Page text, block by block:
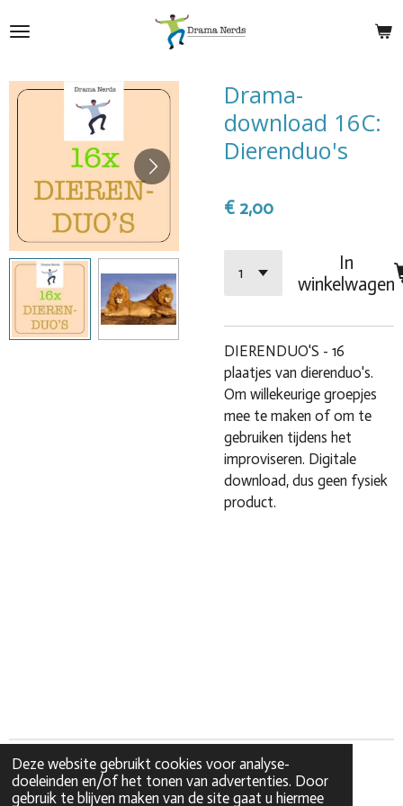
Deze website gebruikt cookies voor analyse-
doeleinden en/of het tonen van advertenties. Door
gebruik te blijven maken van de site gaat u hiermee
direct
de
hoofdinhoud
Drama-
download 16C:
Dierenduo's
€ 2,00
In
winkelwagen
DIERENDUO'S - 16
plaatjes van dierenduo's.
Om willekeurige groepjes
mee te maken of om te
gebruiken tijdens het
improviseren. Digitale
download, dus geen fysiek
product.